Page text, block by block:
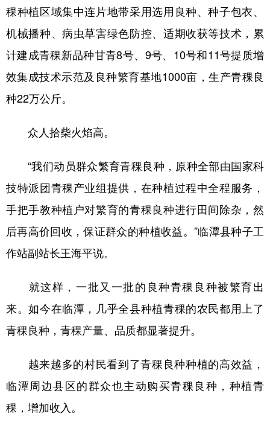
稞种植区域集中连片地带采用选用良种、种子包衣、
机械播种、病虫草害绿色防控、适期收获等技术，累
计建成青稞新品种甘青8号、9号、10号和11号提质增
效集成技术示范及良种繁育基地1000亩，生产青稞良
种22万公斤。
众人拾柴火焰高。
“我们动员群众繁育青稞良种，原种全部由国家科
技特派团青稞产业组提供，在种植过程中全程服务，
手把手教种植户对繁育的青稞良种进行田间除杂，然
后再高价回收，保证群众的种植收益。”临潭县种子工
作站副站长王海平说。
就这样，一批又一批的良种青稞良种被繁育出
来。如今在临潭，几乎全县种植青稞的农民都用上了
青稞良种，青稞产量、品质都显著提升。
越来越多的村民看到了青稞良种种植的高效益，
临潭周边县区的群众也主动购买青稞良种，种植青
稞，增加收入。